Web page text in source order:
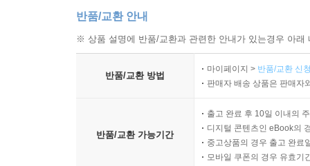
반품/교환 안내
※ 상품 설명에 반품/교환과 관련한 안내가 있는경우 아
반품/교환 방법
마이페이지 > 반품/교환 신
판매자 배송 상품은 판매자
반품/교환 가능기간
출고 완료 후 10일 이내의
디지털 콘텐츠인 eBook의
중고상품의 경우 출고 완료
모바일 쿠폰의 경우 유효기